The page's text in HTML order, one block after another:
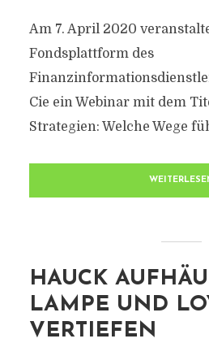
Am 7. April 2020
Fondsplattform des
Cie ein Webinar mit dem
Strategien: Welche Wege
HAUCK
LAMPE UND
VERTIEFEN